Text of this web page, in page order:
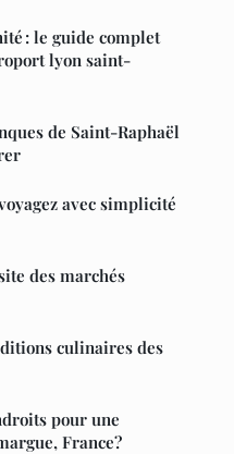
: le guide complet
lyon saint-
de Saint-Raphaël
avec simplicité
des marchés
culinaires des
pour une
France?